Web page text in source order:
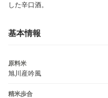
した辛口酒。
基本情報
原料米
旭川産吟風
精米歩合